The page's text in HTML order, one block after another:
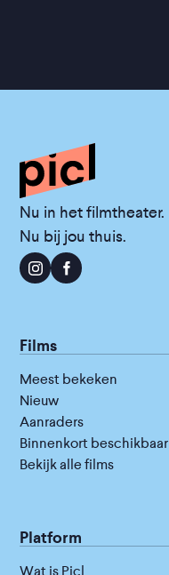
Nu in het filmtheater.
Nu bij jou thuis.
Films
Meest bekeken
Nieuw
Aanraders
Binnenkort beschikbaar
Bekijk alle films
Platform
Wat is Picl